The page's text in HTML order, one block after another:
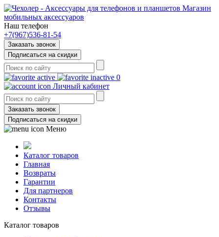
Магазин
мобильных аксессуаров
Наш телефон
+7(967)536-81-54
Заказать звонок
Подписаться на скидки
0
Личный кабинет
Заказать звонок
Подписаться на скидки
Меню
Каталог товаров
Главная
Возвраты
Гарантии
Для партнеров
Контакты
Отзывы
Каталог товаров